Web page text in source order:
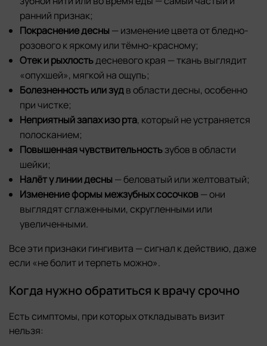
ранний признак;
Покраснение десны — изменение цвета от бледно-
розового к яркому или тёмно-красному;
Отек и рыхлостьдесневого края — ткань выглядит
«опухшей», мягкой на ощупь;
Болезненность или зудв области десны, особенно
при чистке;
Неприятный запах изо рта, который не устраняется
полосканием;
Повышенная чувствительностьзубов в области
шейки;
Налёт у линии десны — беловатый или желтоватый;
Изменение формы межзубных сосочков— они
выглядят сглаженными, скругленными или
увеличенными.
Все эти признаки гингивита — сигнал к действию, даже
если «не болит и терпеть можно».
Когда нужно обратиться к врачу срочно
Есть симптомы, при которых откладывать визит
нельзя: